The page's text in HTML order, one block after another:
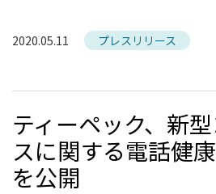
2020.05.11 プレスリリース
ティーペック、新
スに関する電話健
を公開